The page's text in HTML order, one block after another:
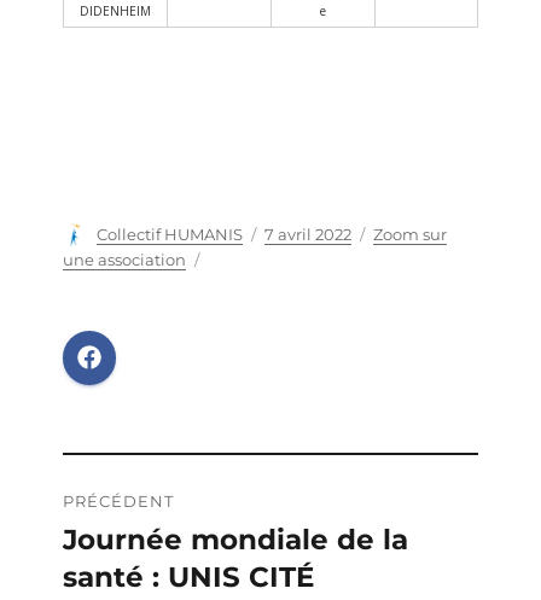
DIDENHEIM
e
Auteur
Collectif HUMANIS
Publié
7 avril 2022 Catégories
Zoom sur
une association
de
l’article
PRÉCÉDENT
Publication
précédente :
Journée mondiale de la
santé : UNIS CITÉ